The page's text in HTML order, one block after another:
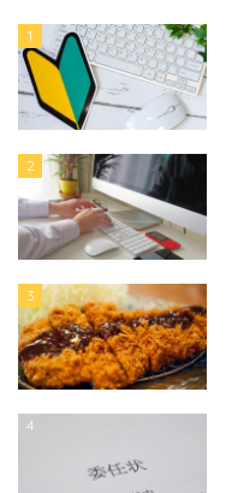
1
2
3
4